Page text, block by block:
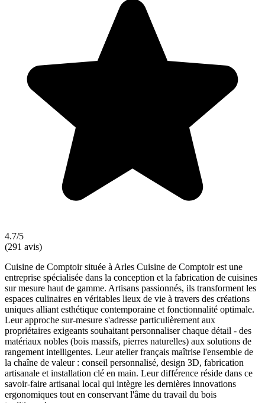
4.7/5
(291 avis)
Cuisine de Comptoir située à Arles Cuisine de Comptoir est une
entreprise spécialisée dans la conception et la fabrication de cuisines
sur mesure haut de gamme. Artisans passionnés, ils transforment les
espaces culinaires en véritables lieux de vie à travers des créations
uniques alliant esthétique contemporaine et fonctionnalité optimale.
Leur approche sur-mesure s'adresse particulièrement aux
propriétaires exigeants souhaitant personnaliser chaque détail - des
matériaux nobles (bois massifs, pierres naturelles) aux solutions de
rangement intelligentes. Leur atelier français maîtrise l'ensemble de
la chaîne de valeur : conseil personnalisé, design 3D, fabrication
artisanale et installation clé en main. Leur différence réside dans ce
savoir-faire artisanal local qui intègre les dernières innovations
ergonomiques tout en conservant l'âme du travail du bois